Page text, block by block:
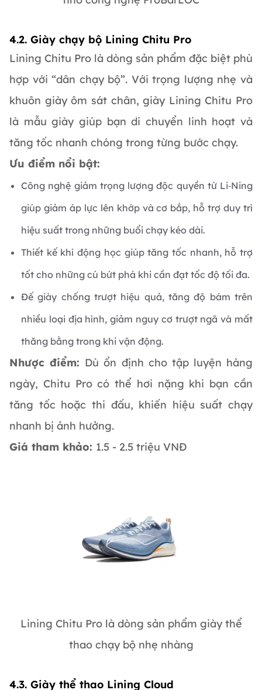
4.2. Giày chạy bộ Lining Chitu Pro
Lining Chitu Pro là dòng sản phẩm đặc biệt phù
hợp với “dân chạy bộ”. Với trọng lượng nhẹ và
khuôn giày ôm sát chân, giày Lining Chitu Pro
là mẫu giày giúp bạn di chuyển linh hoạt và
tăng tốc nhanh chóng trong từng bước chạy.
Ưu điểm nổi bật:
Công nghệ giảm trọng lượng độc quyền từ Li‑Ning
giúp giảm áp lực lên khớp và cơ bắp, hỗ trợ duy trì
hiệu suất trong những buổi chạy kéo dài.
Thiết kế khí động học giúp tăng tốc nhanh, hỗ trợ
tốt cho những cú bứt phá khi cần đạt tốc độ tối đa.
Đế giày chống trượt hiệu quả, tăng độ bám trên
nhiều loại địa hình, giảm nguy cơ trượt ngã và mất
thăng bằng trong khi vận động.
Nhược điểm: Dù ổn định cho tập luyện hàng
ngày, Chitu Pro có thể hơi nặng khi bạn cần
tăng tốc hoặc thi đấu, khiến hiệu suất chạy
nhanh bị ảnh hưởng.
Giá tham khảo: 1.5 - 2.5 triệu VNĐ
Lining Chitu Pro là dòng sản phẩm giày thể
thao chạy bộ nhẹ nhàng
4.3. Giày thể thao Lining Cloud